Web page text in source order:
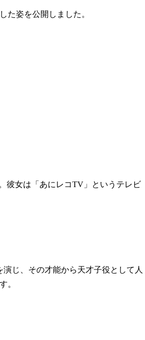
た姿を公開しました。
彼女は「あにレコTV」というテレビ
じ、その才能から天才子役として人
。